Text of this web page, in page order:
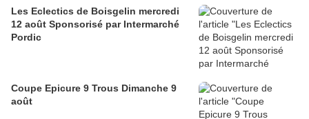
Les Eclectics de Boisgelin mercredi
12 août Sponsorisé par Intermarché
Pordic
Coupe Epicure 9 Trous Dimanche 9
août